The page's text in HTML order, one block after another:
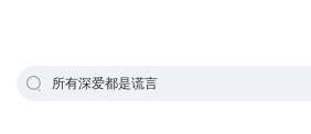
所有深爱都是谎言